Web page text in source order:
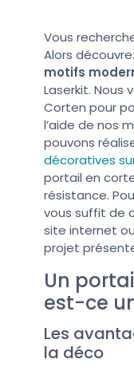
Vous
Alors
motifs
Laserkit. Nous
Corten pour
l’aide de nos
pouvons
décoratives
portail en
résistance.
vous suffit de
site internet
projet
Un
est-ce
Les
la déco